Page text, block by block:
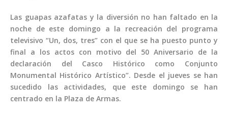
Las guapas azafatas y la diversión no han faltado en la
noche de este domingo a la recreación del programa
televisivo “Un, dos, tres” con el que se ha puesto punto y
final a los actos con motivo del 50 Aniversario de la
declaración del Casco Histórico como Conjunto
Monumental Histórico Artístico”. Desde el jueves se han
sucedido las actividades, que este domingo se han
centrado en la Plaza de Armas.